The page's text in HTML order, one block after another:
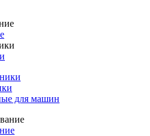
для машин